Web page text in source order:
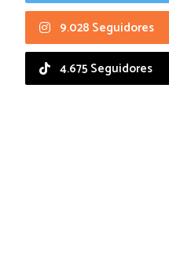
9.028 Seguidores
4.675 Seguidores